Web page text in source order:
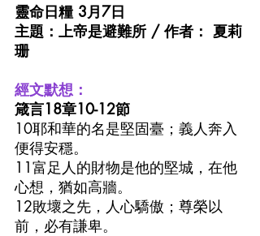
靈命日糧 3月7日
主題：上帝是避難所 / 作者： 夏莉
珊
經文默想：
箴言18章10-12節
10耶和華的名是堅固臺；義人奔入
便得安穩。
11富足人的財物是他的堅城，在他
心想，猶如高牆。
12敗壞之先，人心驕傲；尊榮以
前，必有謙卑。